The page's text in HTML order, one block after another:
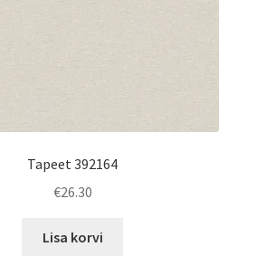
Tapeet 392164
€26.30
Lisa korvi